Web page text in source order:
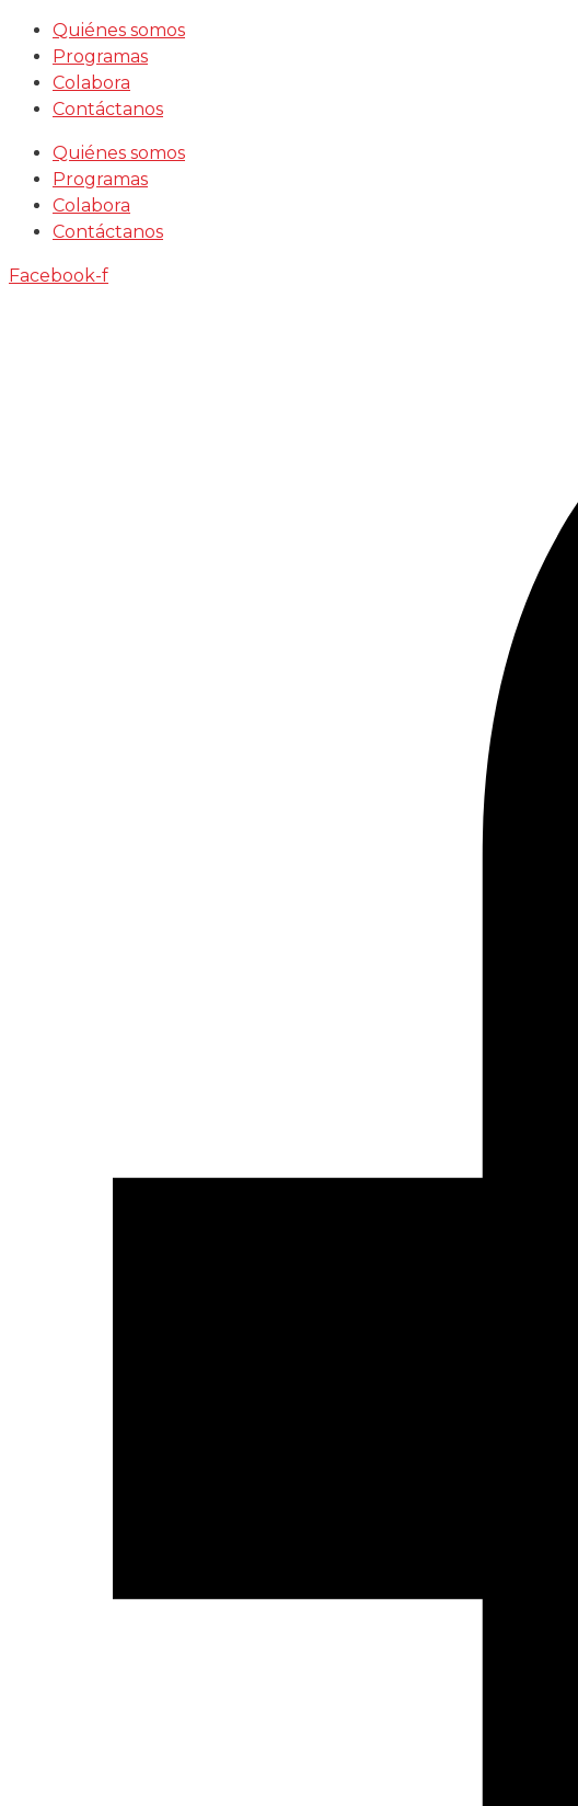
Saltar
contenido
Quiénes somos
Programas
Colabora
Contáctanos
Quiénes somos
Programas
Colabora
Contáctanos
Facebook-f